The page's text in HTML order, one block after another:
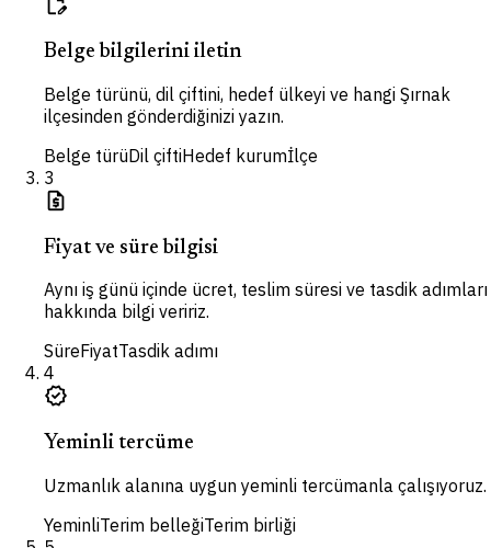
Belge bilgilerini iletin
Belge türünü, dil çiftini, hedef ülkeyi ve hangi Şırnak
ilçesinden gönderdiğinizi yazın.
Belge türüDil çiftiHedef kurumİlçe
3
request_quote
Fiyat ve süre bilgisi
Aynı iş günü içinde ücret, teslim süresi ve tasdik adımları
hakkında bilgi veririz.
SüreFiyatTasdik adımı
4
verified
Yeminli tercüme
Uzmanlık alanına uygun yeminli tercümanla çalışıyoruz.
YeminliTerim belleğiTerim birliği